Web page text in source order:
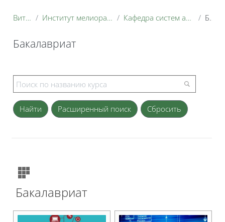
Витрина курсов 3KL Институт мелиорации, водного хозяйства и строительства имени А.Н. Костякова Кафедра систем автоматизированного проектирования и инженерных расчетов Бакалавриат
Бакалавриат
Расширенный поиск
Бакалавриат